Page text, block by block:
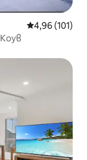
Средна
4,96 (101)